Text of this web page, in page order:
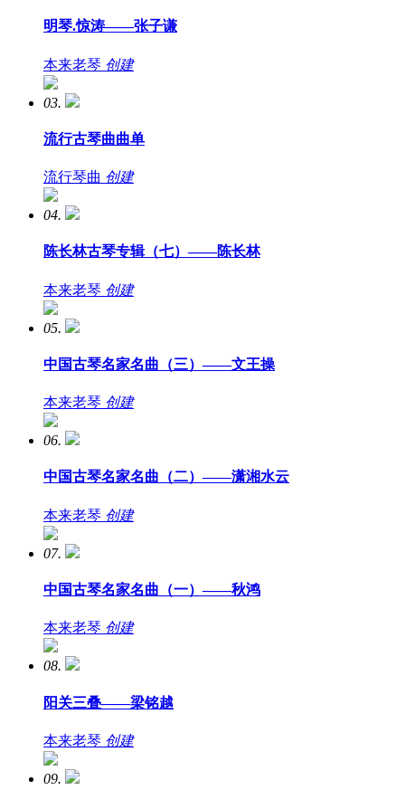
明琴.惊涛——张子谦
本来老琴 创建
03.
流行古琴曲曲单
流行琴曲 创建
04.
陈长林古琴专辑（七）——陈长林
本来老琴 创建
05.
中国古琴名家名曲（三）——文王操
本来老琴 创建
06.
中国古琴名家名曲（二）——潇湘水云
本来老琴 创建
07.
中国古琴名家名曲（一）——秋鸿
本来老琴 创建
08.
阳关三叠——梁铭越
本来老琴 创建
09.